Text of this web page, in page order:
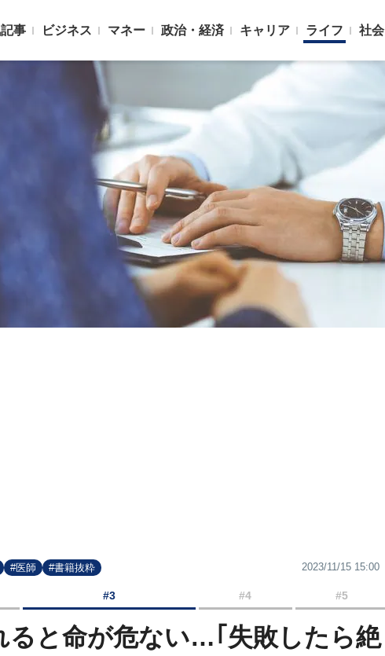
事 ビジネス マネー 政治・経済 キャリア ライフ 社会
#医師 #書籍抜粋 2023/11/15 15:00
#3 #4 #5
ると命が危ない…｢失敗したら絶